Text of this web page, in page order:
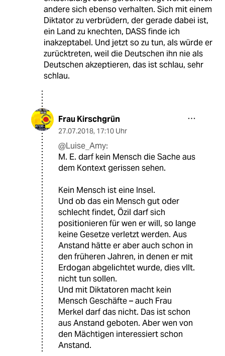
andere sich ebenso verhalten. Sich mit einem
Diktator zu verbrüdern, der gerade dabei ist,
ein Land zu knechten, DASS finde ich
inakzeptabel. Und jetzt so zu tun, als würde er
zurücktreten, weil die Deutschen ihn nie als
Deutschen akzeptieren, das ist schlau, sehr
schlau.
Frau Kirschgrün
27.07.2018, 17:10 Uhr
@Luise_Amy:
M. E. darf kein Mensch die Sache aus
dem Kontext gerissen sehen.
Kein Mensch ist eine Insel.
Und ob das ein Mensch gut oder
schlecht findet, Özil darf sich
positionieren für wen er will, so lange
keine Gesetze verletzt werden. Aus
Anstand hätte er aber auch schon in
den früheren Jahren, in denen er mit
Erdogan abgelichtet wurde, dies vllt.
nicht tun sollen.
Und mit Diktatoren macht kein
Mensch Geschäfte – auch Frau
Merkel darf das nicht. Das ist schon
aus Anstand geboten. Aber wen von
den Mächtigen interessiert schon
Anstand.